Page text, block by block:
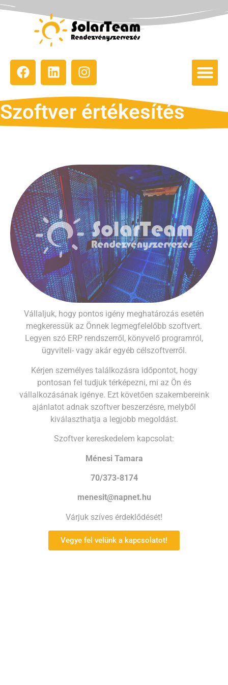
Szoftver értékesítés
Vállaljuk, hogy pontos igény meghatározás esetén
megkeressük az Önnek legmegfelelőbb szoftvert.
Legyen szó ERP rendszerről, könyvelő programról,
ügyviteli- vagy akár egyéb célszoftverről.
Kérjen személyes találkozásra időpontot, hogy
pontosan fel tudjuk térképezni, mi az Ön és
vállalkozásának igénye. Ezt követően szakembereink
ajánlatot adnak szoftver beszerzésre, melyből
kiválaszthatja a legjobb megoldást.
Szoftver kereskedelem kapcsolat:
Ménesi Tamara
70/373-8174
menesit@napnet.hu
Várjuk szíves érdeklődését!
Vegye fel velünk a kapcsolatot!